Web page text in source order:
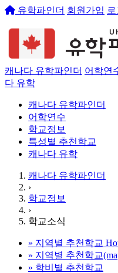
유학파인더 회원가입
캐나다 유학파인더 어학연
다 유학
캐나다 유학파인더
어학연수
학교정보
특성별 추천학교
캐나다 유학
캐나다 유학파인더
›
학교정보
›
학교소식
» 지역별 추천학교
» 지역별 추천학교
» 학비별 추천학교